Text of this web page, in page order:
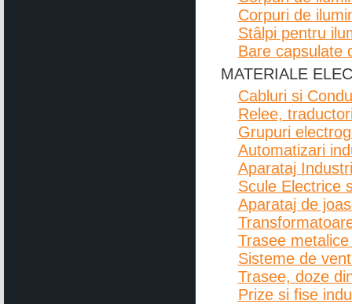
Corpuri de
Stâlpi pentru
Bare capsulate
MATERIALE
Cabluri si
Relee,
Grupuri
Automatizari
Aparataj
Scule Electrice
Aparataj de
Trasee
Sisteme de
Trasee, doze
Prize si fise